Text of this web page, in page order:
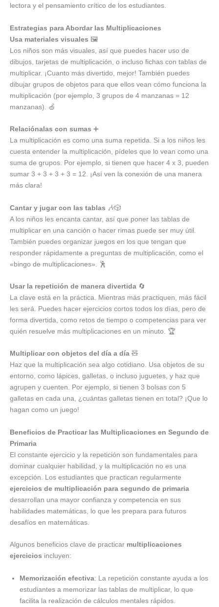
lectora y el pensamiento crítico de los estudiantes.
Estrategias para Abordar las Multiplicaciones
Usa materiales visuales 🖼️
Los niños son más visuales, así que puedes hacer uso de
dibujos, tarjetas de multiplicación, o incluso fichas con tablas de
multiplicar. ¡Cuanto más divertido, mejor! También puedes
dibujar grupos de objetos para que ellos vean cómo funciona la
multiplicación (por ejemplo, 3 grupos de 4 manzanas = 12
manzanas). 🍏
Relaciónalas con sumas ➕
La multiplicación es como una suma repetida. Si a los niños les
cuesta entender la multiplicación, pídeles que lo vean como una
suma de grupos. Por ejemplo, si tienen que hacer 4 x 3, pueden
sumar 3 + 3 + 3 + 3 = 12. ¡Así ven la conexión de una manera
más clara!
Cantar y jugar con las tablas 🎶🎲
A los niños les encanta cantar, así que poner las tablas de
multiplicar en una canción o hacer rimas puede ser muy útil.
También puedes organizar juegos en los que tengan que
responder rápidamente a preguntas de multiplicación, como el
«bingo de multiplicaciones». 🕺
Usar la repetición de manera divertida 🔄
La clave está en la práctica. Mientras más practiquen, más fácil
les será. Puedes hacer ejercicios cortos todos los días, pero de
forma divertida, como retos de tiempo o competencias para ver
quién resuelve más multiplicaciones en un minuto. 🏆
Multiplicar con objetos del día a día 🧸
Haz que la multiplicación sea algo cotidiano. Usa objetos de su
entorno, como lápices, galletas, o incluso juguetes, y haz que
agrupen y cuenten. Por ejemplo, si tienen 3 bolsas con 5
galletas en cada una, ¿cuántas galletas tienen en total? ¡Que lo
hagan como un juego!
Beneficios de Practicar las Multiplicaciones en Segundo de
Primaria
El constante ejercicio y la repetición son fundamentales para
dominar cualquier habilidad, y la multiplicación no es una
excepción. Los estudiantes que practican regularmente
ejercicios de multiplicación para segundo de primaria
desarrollan una mayor confianza y competencia en sus
habilidades matemáticas, lo que les prepara para futuros
desafíos en matemáticas.
Algunos beneficios clave de practicar multiplicaciones
ejercicios incluyen:
Memorización efectiva: La repetición constante ayuda a los
estudiantes a memorizar las tablas de multiplicar, lo que
facilita la realización de cálculos mentales rápidos.